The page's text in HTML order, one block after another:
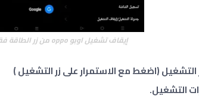
إيقاف تشغيل اوبو oppo من زر الطاقة فقط
التشغيل (اضغط مع الاستمرار على زر التشغيل )
التشغيل.